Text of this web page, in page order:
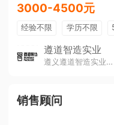
3000-4500元
经验不限 学历不限
遵道智造实业
遵义遵道智造实业有限公司
销售顾问